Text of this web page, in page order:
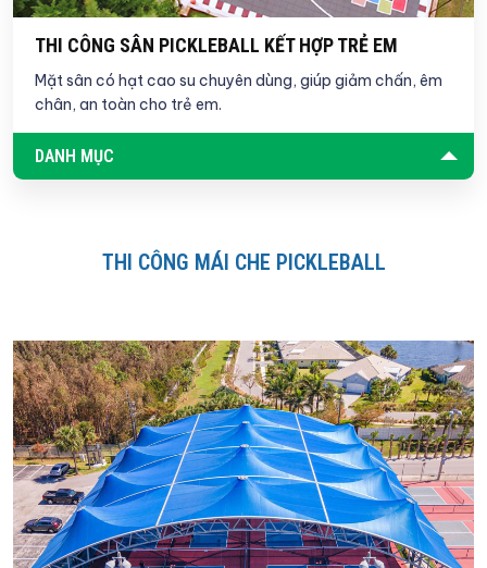
THI CÔNG SÂN PICKLEBALL KẾT HỢP TRẺ EM
Mặt sân có hạt cao su chuyên dùng, giúp giảm chấn, êm
chân, an toàn cho trẻ em.
DANH MỤC
THI CÔNG MÁI CHE PICKLEBALL